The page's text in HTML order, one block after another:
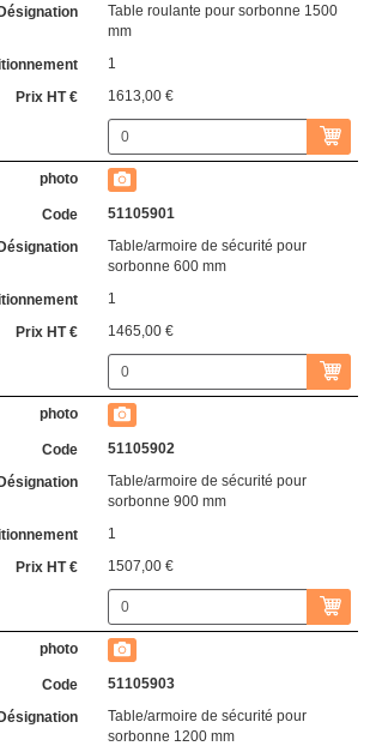
Table roulante pour sorbonne 1500
mm
1
1613,00 €
51105901
Table/armoire de sécurité pour
sorbonne 600 mm
1
1465,00 €
51105902
Table/armoire de sécurité pour
sorbonne 900 mm
1
1507,00 €
51105903
Table/armoire de sécurité pour
sorbonne 1200 mm